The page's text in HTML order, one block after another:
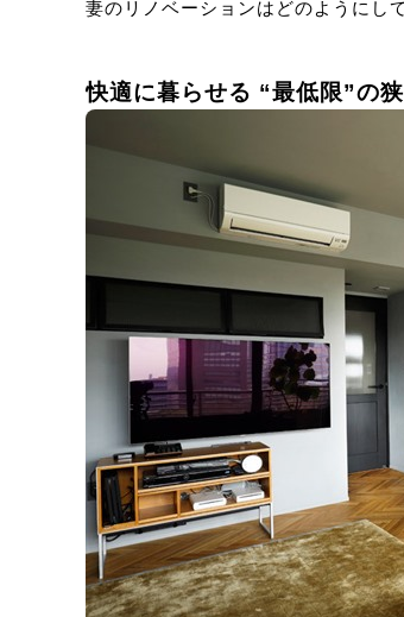
妻のリノベーションはどのようにし
快適に暮らせる “最低限”の